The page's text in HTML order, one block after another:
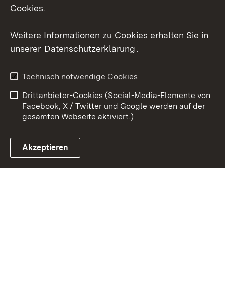
Link zum Landesportal
Datenschutz
Barrierefreiheit
Impressum
Cookies
Cookies.
Weitere Informationen zu Cookies erhalten Sie in
unserer Datenschutzerklärung.
Technisch notwendige Cookies
Drittanbieter-Cookies (Social-Media-Elemente von
Facebook, X / Twitter und Google werden auf der
gesamten Webseite aktiviert.)
Akzeptieren